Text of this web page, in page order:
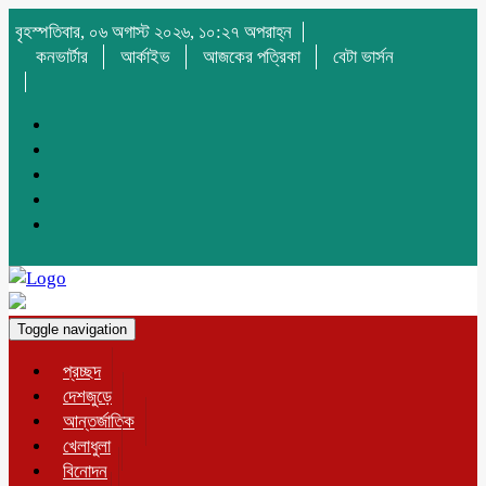
বৃহস্পতিবার, ০৬ অগাস্ট ২০২৬, ১০:২৭ অপরাহ্ন
কনভার্টার
আর্কাইভ আজকের পত্রিকা বেটা ভার্সন
Toggle navigation
প্রচ্ছদ
দেশজুড়ে
আন্তর্জাতিক
খেলাধুলা
বিনোদন